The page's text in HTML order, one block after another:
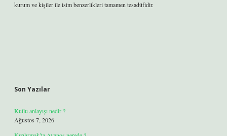
kurum ve kişiler ile isim benzerlikleri tamamen tesadüfidir.
Son Yazılar
Kutlu anlayışı nedir ?
Ağustos 7, 2026